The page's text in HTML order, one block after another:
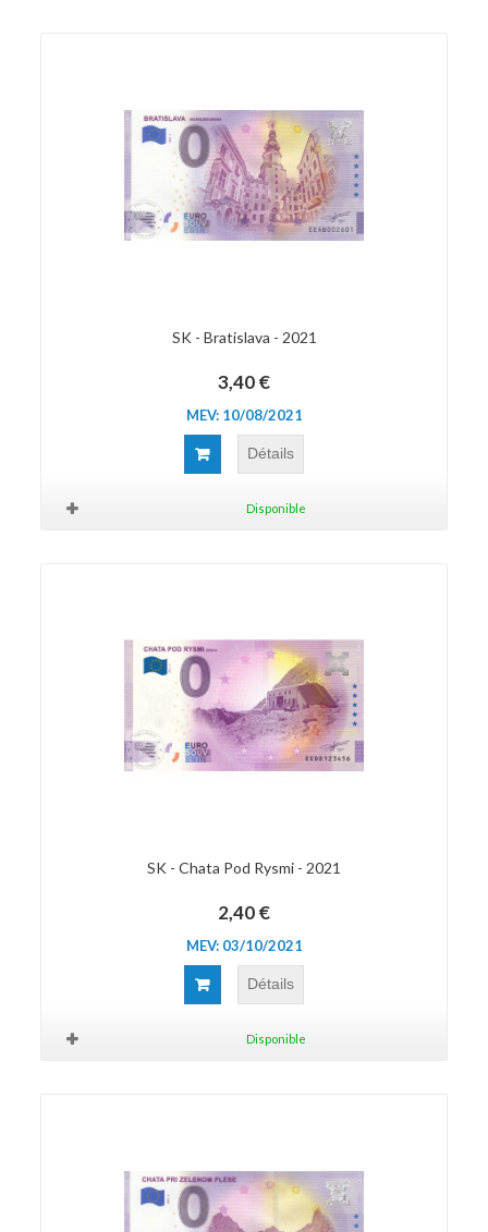
SK - Bratislava - 2021
3,40 €
MEV: 10/08/2021
Détails
Disponible
SK - Chata Pod Rysmi - 2021
2,40 €
MEV: 03/10/2021
Détails
Disponible